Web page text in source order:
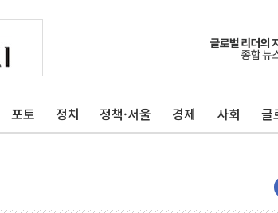
포토 정치 정책·서울 경제 사회 글